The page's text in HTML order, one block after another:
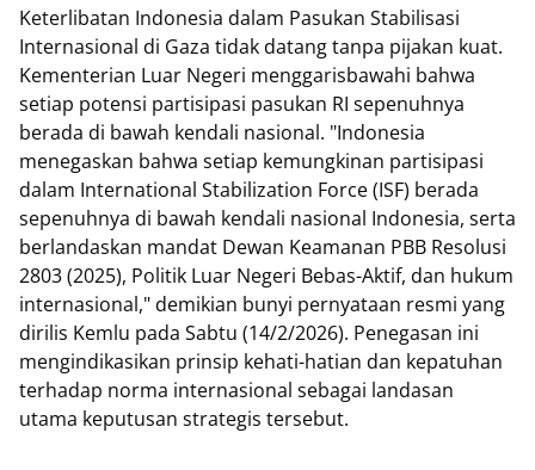
Keterlibatan Indonesia dalam Pasukan Stabilisasi
Internasional di Gaza tidak datang tanpa pijakan kuat.
Kementerian Luar Negeri menggarisbawahi bahwa
setiap potensi partisipasi pasukan RI sepenuhnya
berada di bawah kendali nasional. "Indonesia
menegaskan bahwa setiap kemungkinan partisipasi
dalam International Stabilization Force (ISF) berada
sepenuhnya di bawah kendali nasional Indonesia, serta
berlandaskan mandat Dewan Keamanan PBB Resolusi
2803 (2025), Politik Luar Negeri Bebas-Aktif, dan hukum
internasional," demikian bunyi pernyataan resmi yang
dirilis Kemlu pada Sabtu (14/2/2026). Penegasan ini
mengindikasikan prinsip kehati-hatian dan kepatuhan
terhadap norma internasional sebagai landasan
utama keputusan strategis tersebut.